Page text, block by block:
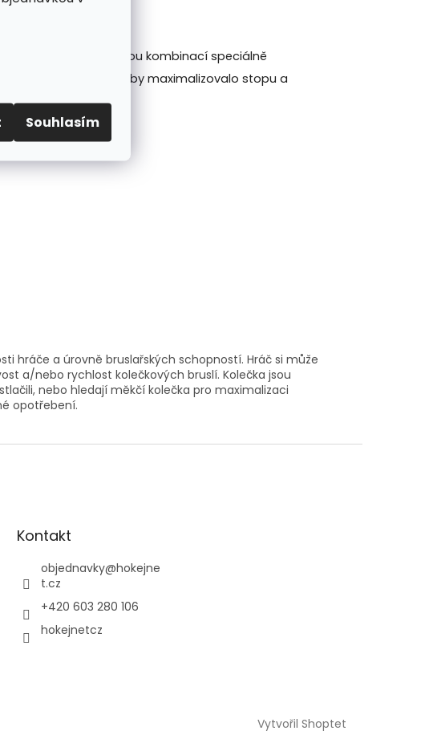
Souhlasím
Labeda Millennium jsou kombinací speciálně
bočním zatížení, aby maximalizovalo stopu a
na světě.
hráče a úrovně bruslařských schopností. Hráč si může
a/nebo rychlost kolečkových bruslí. Kolečka jsou
nebo hledají měkčí kolečka pro maximalizaci
opotřebení.
Kontakt
objednavky@hokejne
t.cz
+420 603 280 106
hokejnetcz
Vytvořil Shoptet